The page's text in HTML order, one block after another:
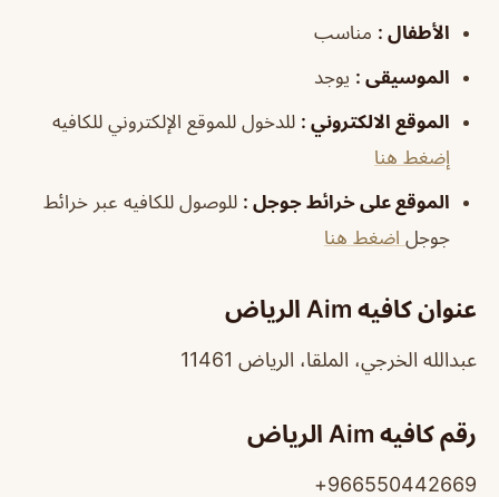
الأطفال : مناسب
الموسيقى : يوجد
الموقع الالكتروني : للدخول للموقع الإلكتروني للكافيه
إضغط هنا
الموقع على خرائط جوجل : للوصول للكافيه عبر خرائط
جوجل اضغط هنا
عنوان كافيه Aim الرياض
عبدالله الخرجي، الملقا، الرياض 11461
رقم كافيه Aim الرياض
966550442669+